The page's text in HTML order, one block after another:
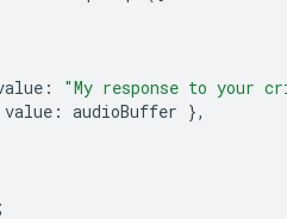
:
"My response to your
value : audioBuffer },